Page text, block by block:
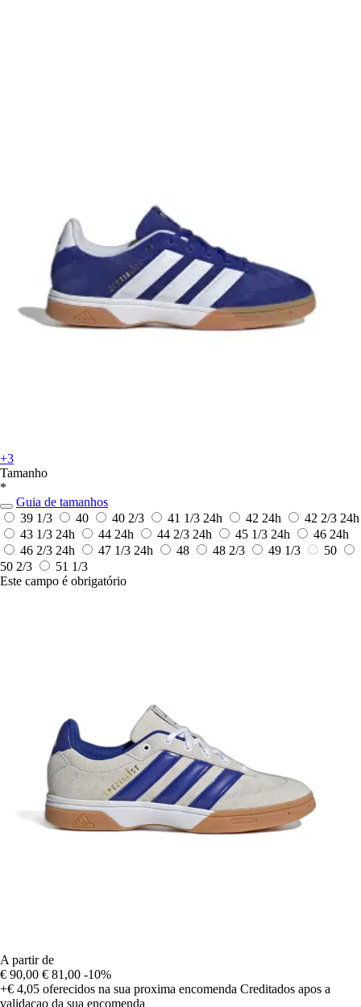
+3
Tamanho
*
Guia de tamanhos
39 1/3
40 40 2/3 41 1/3 24h 42 24h 42 2/3 24h
43 1/3 24h 44 24h 44 2/3 24h 45 1/3 24h 46 24h
46 2/3 24h 47 1/3 24h 48 48 2/3 49 1/3
50
50 2/3
51 1/3
Este campo é obrigatório
A partir de
€ 90,00 € 81,00 -10%
+€ 4,05 oferecidos na sua proxima encomenda Creditados apos a
validacao da sua encomenda